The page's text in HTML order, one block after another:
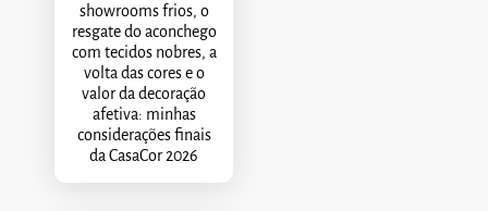
showrooms frios, o
resgate do aconchego
com tecidos nobres, a
volta das cores e o
valor da decoração
afetiva: minhas
considerações finais
da CasaCor 2026